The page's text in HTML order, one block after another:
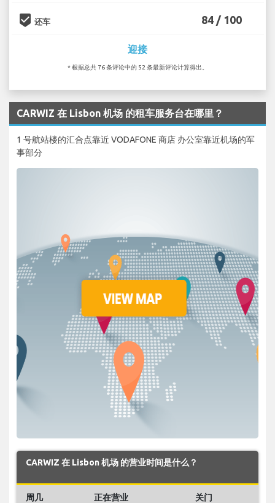
beenhere 还车 84 / 100
迎接
* 根据总共 76 条评论中的 52 条最新评论计算得出。
CARWIZ 在 Lisbon 机场 的租车服务台在哪里？
1 号航站楼的汇合点靠近 VODAFONE 商店 办公室靠近机场的军
事部分
CARWIZ 在 Lisbon 机场 的营业时间是什么？
周几 正在营业 关门